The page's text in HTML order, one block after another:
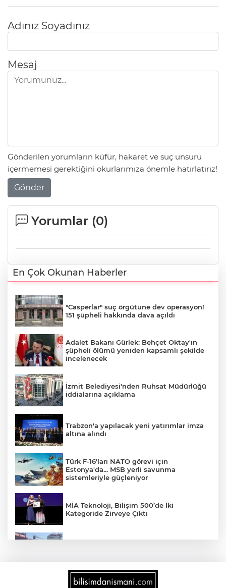
Adınız Soyadınız
Mesaj
Gönderilen yorumların küfür, hakaret ve suç unsuru
içermemesi gerektiğini okurlarımıza önemle hatırlatırız!
Gönder
Yorumlar (0)
En Çok Okunan Haberler
"Casperlar" suç örgütüne dev operasyon!
151 şüpheli hakkında dava açıldı
Adalet Bakanı Gürlek: Behçet Oktay'ın
şüpheli ölümü yeniden kapsamlı şekilde
incelenecek
İzmit Belediyesi'nden Ruhsat Müdürlüğü
iddialarına açıklama
Trabzon'a yapılacak yeni yatırımlar imza
altına alındı
Türk F-16'ları NATO görevi için
Estonya'da... MSB yerli savunma
sistemleriyle güçleniyor
MİA Teknoloji, Bilişim 500’de İki
Kategoride Zirveye Çıktı
6 milyon emekliyi ilgilendiriyor... Emekli